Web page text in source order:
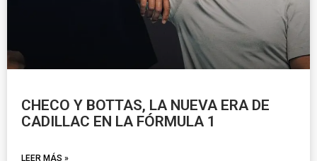
CHECO Y BOTTAS, LA NUEVA ERA DE
CADILLAC EN LA FÓRMULA 1
LEER MÁS »